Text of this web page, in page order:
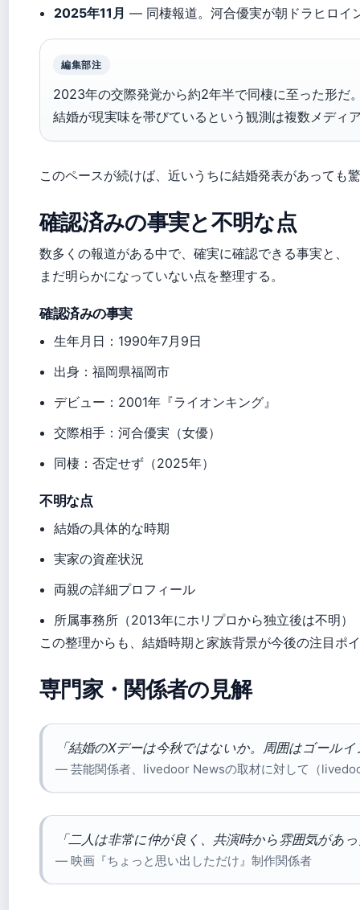
2025年11月 — 同棲報道。河合優実が朝ドラヒロイ
編集部注
2023年の交際発覚から約2年半で同棲に至った形だ
結婚が現実味を帯びているという観測は複数メディ
このペースが続けば、近いうちに結婚発表があっても
確認済みの事実と不明な点
数多くの報道がある中で、確実に確認できる事実と、
まだ明らかになっていない点を整理する。
確認済みの事実
生年月日：1990年7月9日
出身：福岡県福岡市
デビュー：2001年『ライオンキング』
交際相手：河合優実（女優）
同棲：否定せず（2025年）
不明な点
結婚の具体的な時期
実家の資産状況
両親の詳細プロフィール
所属事務所（2013年にホリプロから独立後は不明）
この整理からも、結婚時期と家族背景が今後の注目ポ
専門家・関係者の見解
「結婚のXデーは今秋ではないか。周囲はゴール
— 芸能関係者、livedoor Newsの取材に対して（
「二人は非常に仲が良く、共演時から雰囲気があ
— 映画『ちょっと思い出しただけ』制作関係者